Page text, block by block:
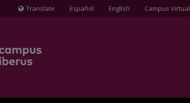
Icona
Translate Español English Campus Virtual